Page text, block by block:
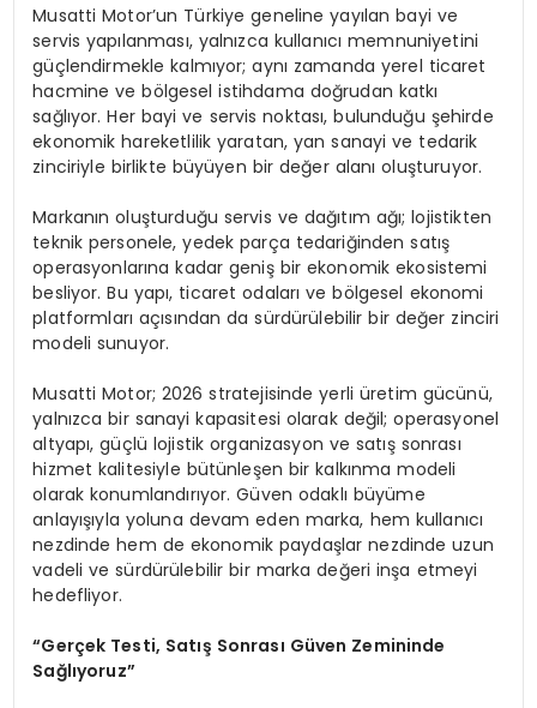
Musatti Motor’un Türkiye geneline yayılan bayi ve
servis yapılanması, yalnızca kullanıcı memnuniyetini
güçlendirmekle kalmıyor; aynı zamanda yerel ticaret
hacmine ve bölgesel istihdama doğrudan katkı
sağlıyor. Her bayi ve servis noktası, bulunduğu şehirde
ekonomik hareketlilik yaratan, yan sanayi ve tedarik
zinciriyle birlikte büyüyen bir değer alanı oluşturuyor.
Markanın oluşturduğu servis ve dağıtım ağı; lojistikten
teknik personele, yedek parça tedariğinden satış
operasyonlarına kadar geniş bir ekonomik ekosistemi
besliyor. Bu yapı, ticaret odaları ve bölgesel ekonomi
platformları açısından da sürdürülebilir bir değer zinciri
modeli sunuyor.
Musatti Motor; 2026 stratejisinde yerli üretim gücünü,
yalnızca bir sanayi kapasitesi olarak değil; operasyonel
altyapı, güçlü lojistik organizasyon ve satış sonrası
hizmet kalitesiyle bütünleşen bir kalkınma modeli
olarak konumlandırıyor. Güven odaklı büyüme
anlayışıyla yoluna devam eden marka, hem kullanıcı
nezdinde hem de ekonomik paydaşlar nezdinde uzun
vadeli ve sürdürülebilir bir marka değeri inşa etmeyi
hedefliyor.
“Gerçek Testi, Satış Sonrası Güven Zemininde
Sağlıyoruz”